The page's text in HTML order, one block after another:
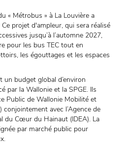
« Métrobus » à La Louvière a
projet d'ampleur, qui sera réalisé
jusqu’à l’automne 2027,
pour les bus TEC tout en
les égouttages et les espaces
un budget global d’environ
par la Wallonie et la SPGE. Ils
Public de Wallonie Mobilité et
avec l’Agence de
du Cœur du Hainaut (IDEA). La
par marché public pour